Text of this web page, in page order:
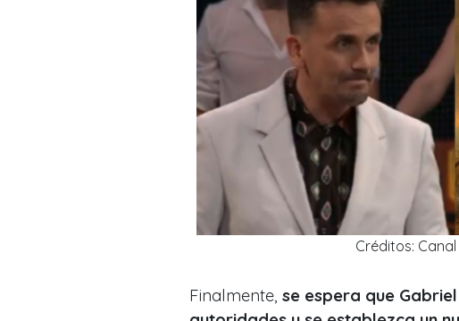
Créditos:
Finalmente, se espera que